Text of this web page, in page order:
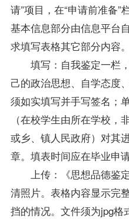
请”项目，在“申请前准备
基本信息部分由信息平台
求填写表格其它部分内容。
填写：自我鉴定一栏
己的政治思想、自学态度
须如实填写并手写签名；
（在校学生由所在学校
或乡、镇人民政府）对其
章。填表时间应在毕业申
上传：《思想品德鉴
清照片。表格内容显示完
挡的情况。文件须为jpg格